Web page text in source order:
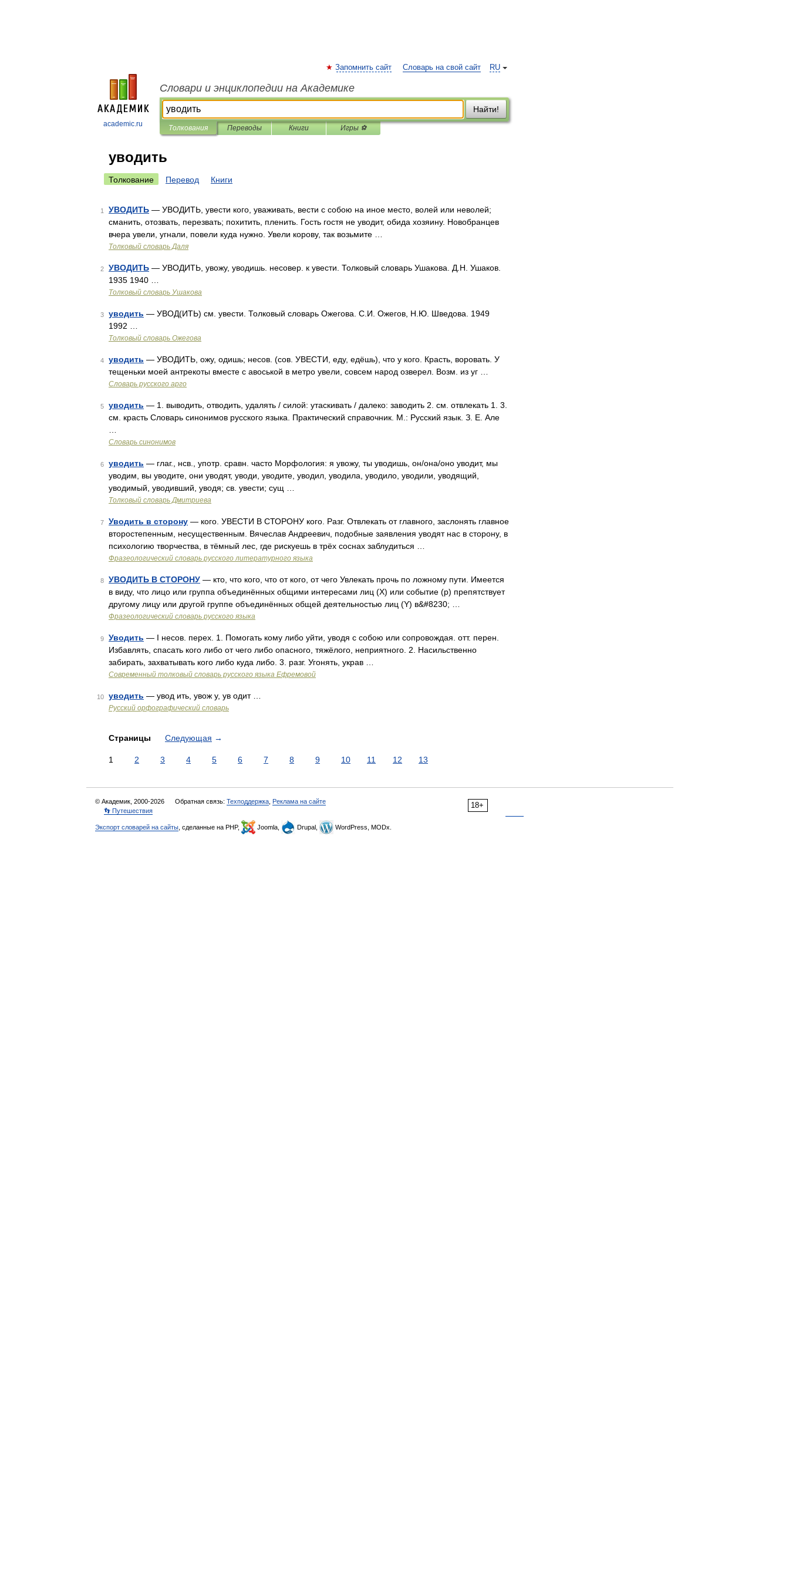
academic.ru
RU
Запомнить сайт Словарь на свой сайт
Словари и энциклопедии на Академике
Найти!
Толкования Переводы Книги Игры ⚽
уводить
Толкование Перевод Книги
1 УВОДИТЬ — УВОДИТЬ, увести кого, уваживать, вести с собою на иное место, волей или неволей;
сманить, отозвать, перезвать; похитить, пленить. Гость гостя не уводит, обида хозяину. Новобранцев
вчера увели, угнали, повели куда нужно. Увели корову, так возьмите …
Толковый словарь Даля
2 УВОДИТЬ — УВОДИТЬ, увожу, уводишь. несовер. к увести. Толковый словарь Ушакова. Д.Н. Ушаков.
1935 1940 …
Толковый словарь Ушакова
3 уводить — УВОД(ИТЬ) см. увести. Толковый словарь Ожегова. С.И. Ожегов, Н.Ю. Шведова. 1949
1992 …
Толковый словарь Ожегова
4 уводить — УВОДИТЬ, ожу, одишь; несов. (сов. УВЕСТИ, еду, едёшь), что у кого. Красть, воровать. У
тещеньки моей антрекоты вместе с авоськой в метро увели, совсем народ озверел. Возм. из уг …
Словарь русского арго
5 уводить — 1. выводить, отводить, удалять / силой: утаскивать / далеко: заводить 2. см. отвлекать 1. 3.
см. красть Словарь синонимов русского языка. Практический справочник. М.: Русский язык. З. Е. Але
Словарь синонимов
6 уводить — глаг., нсв., употр. сравн. часто Морфология: я увожу, ты уводишь, он/она/оно уводит, мы
уводим, вы уводите, они уводят, уводи, уводите, уводил, уводила, уводило, уводили, уводящий,
уводимый, уводивший, уводя; св. увести; сущ …
Толковый словарь Дмитриева
7 Уводить в сторону — кого. УВЕСТИ В СТОРОНУ кого. Разг. Отвлекать от главного, заслонять главное
второстепенным, несущественным. Вячеслав Андреевич, подобные заявления уводят нас в сторону, в
психологию творчества, в тёмный лес, где рискуешь в трёх соснах заблудиться …
Фразеологический словарь русского литературного языка
8 УВОДИТЬ В СТОРОНУ — кто, что кого, что от кого, от чего Увлекать прочь по ложному пути. Имеется
в виду, что лицо или группа объединённых общими интересами лиц (X) или событие (p) препятствует
другому лицу или другой группе объединённых общей деятельностью лиц (Y) в&#8230; …
Фразеологический словарь русского языка
9 Уводить — I несов. перех. 1. Помогать кому либо уйти, уводя с собою или сопровождая. отт. перен.
Избавлять, спасать кого либо от чего либо опасного, тяжёлого, неприятного. 2. Насильственно
забирать, захватывать кого либо куда либо. 3. разг. Угонять, украв …
Современный толковый словарь русского языка Ефремовой
10 уводить — увод ить, увож у, ув одит …
Русский орфографический словарь
Страницы Следующая →
1 2 3 4 5 6 7 8 9 10 11 12 13
18+
© Академик, 2000-2026 Обратная связь: Техподдержка Реклама на сайте
👣 Путешествия
Экспорт словарей на сайты , сделанные на PHP, Joomla, Drupal, WordPress, MODx.